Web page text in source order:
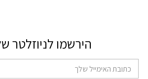
הירשמו לניוזלטר
דוא׳׳ל